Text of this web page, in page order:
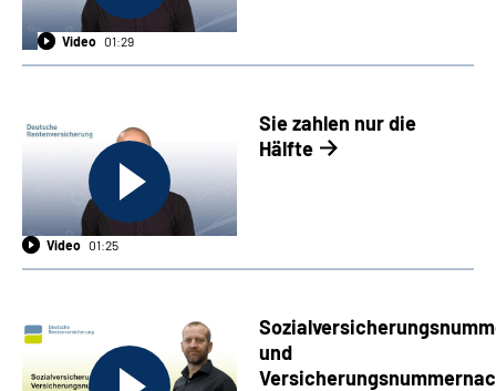
Video 01:29
Sie zahlen nur die
Hälfte
Video 01:25
und